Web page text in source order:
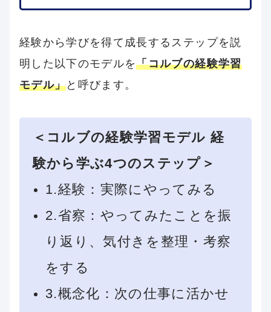
経験から学びを得て成長するステップを説
明した以下のモデルを「コルブの経験学習
モデル」と呼びます。
＜コルブの経験学習モデル 経
験から学ぶ4つのステップ＞
1.経験：実際にやってみる
2.省察：やってみたことを振
り返り、気付きを整理・考察
をする
3.概念化：次の仕事に活かせ